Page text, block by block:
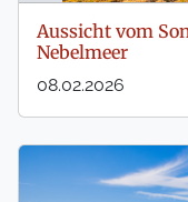
Aussicht vom
Nebelmeer
08.02.2026